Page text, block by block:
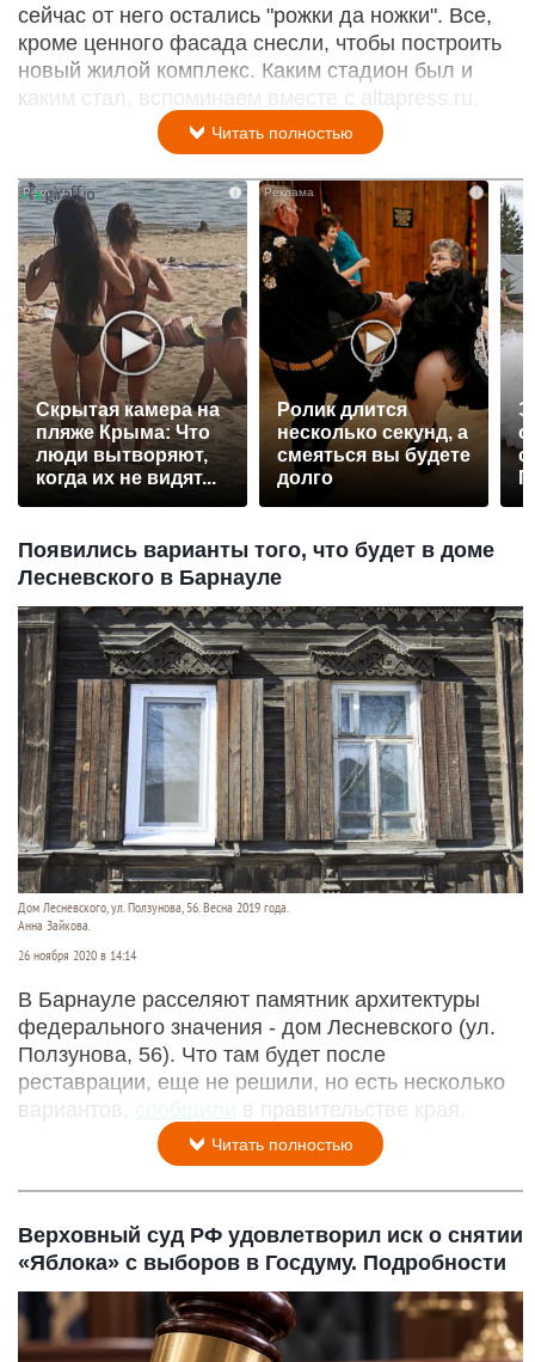
сейчас от него остались "рожки да ножки". Все,
кроме ценного фасада снесли, чтобы построить
новый жилой комплекс. Каким стадион был и
каким стал, вспоминаем вместе с altapress.ru.
Читать полностью
i
Скрытая камера на
пляже Крыма: Что
люди вытворяют,
когда их не видят...
Ролик длится
несколько секунд, а
смеяться вы будете
долго
Появились варианты того, что будет в доме
Лесневского в Барнауле
Дом Лесневского, ул. Ползунова, 56. Весна 2019 года.
Анна Зайкова.
26 ноября 2020 в 14:14
В Барнауле расселяют памятник архитектуры
федерального значения - дом Лесневского (ул.
Ползунова, 56). Что там будет после
реставрации, еще не решили, но есть несколько
вариантов,
сообщили в правительстве края.
Читать полностью
Верховный суд РФ удовлетворил иск о снятии
«Яблока» с выборов в Госдуму. Подробности